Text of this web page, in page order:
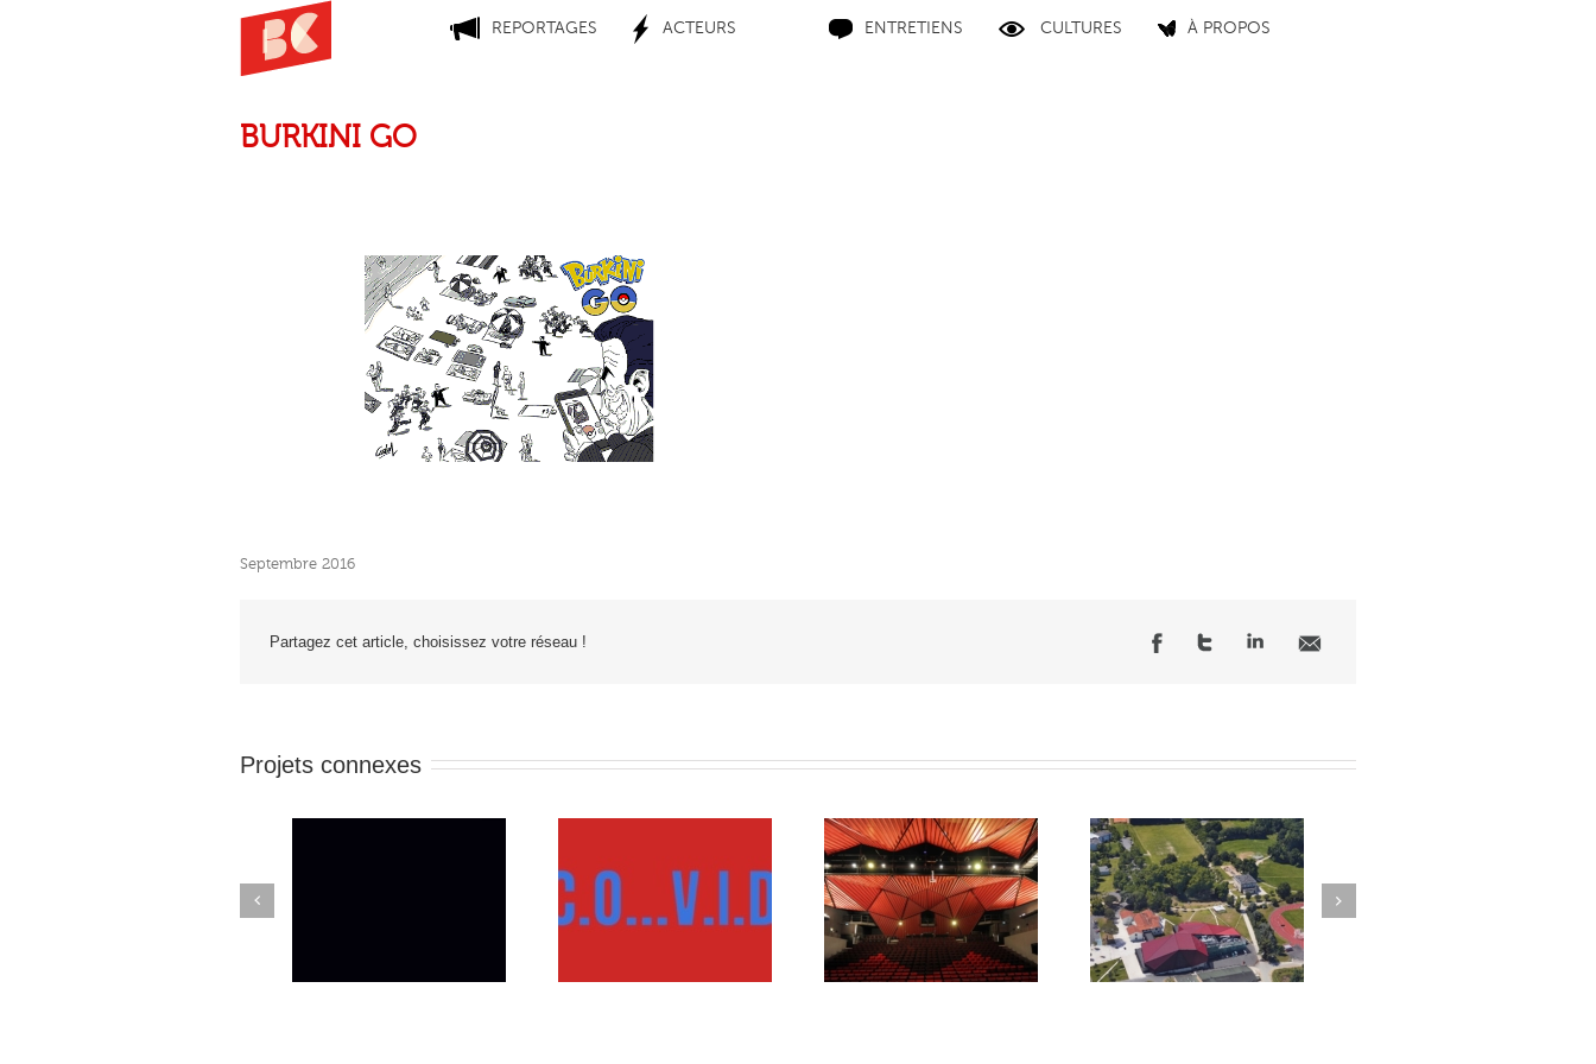
REPORTAGES ACTEURS ENTRETIENS CULTURES À PROPOS
BURKINI GO
Septembre 2016
Partagez cet article, choisissez votre réseau !
Projets connexes
Zoom sur les activités au
Le Rocher de Palmer, un
centre culturel pour la
région bordelaise
Vox Milo
Previous
Next